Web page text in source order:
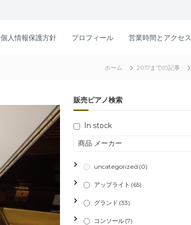
個人情報保護方針 プロフィール 営業時間とアクセス
ホーム 2017までの記事
販売ピアノ検索
In stock
商品 メーカー
uncategorized (0)
アップライト (65)
グランド (33)
コンソール (7)